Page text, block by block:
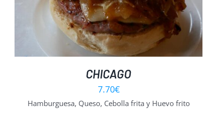
CHICAGO
7.70€
Hamburguesa, Queso, Cebolla frita y Huevo frito